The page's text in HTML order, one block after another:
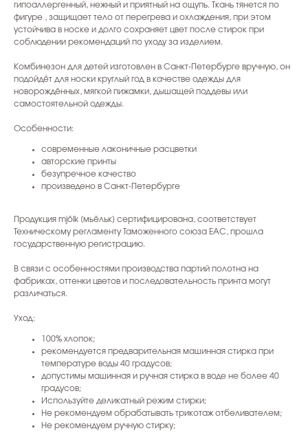
гипоаллергенный, нежный и приятный на ощупь. Ткань тянется по
фигуре , защищает тело от перегрева и охлаждения, при этом
устойчива в носке и долго сохраняет цвет после стирок при
соблюдении рекомендаций по уходу за изделием.
Комбинезон для детей изготовлен в Санкт-Петербурге вручную, он
подойдёт для носки круглый год в качестве одежды для
новорождённых, мягкой пижамки, дышащей поддевы или
самостоятельной одежды.
Особенности:
современные лаконичные расцветки
авторские принты
безупречное качество
произведено в Санкт-Петербурге
Продукция mjölk [мьёльк] сертифицирована, соответствует
Техническому регламенту Таможенного союза EAC, прошла
государственную регистрацию.
В связи с особенностями производства партий полотна на
фабриках, оттенки цветов и последовательность принта могут
различаться.
Уход:
100% хлопок;
рекомендуется предварительная машинная стирка при
температуре воды 40 градусов;
допустимы машинная и ручная стирка в воде не более 40
градусов;
Используйте деликатный режим стирки;
Не рекомендуем обрабатывать трикотаж отбеливателем;
Не рекомендуем ручную стирку;